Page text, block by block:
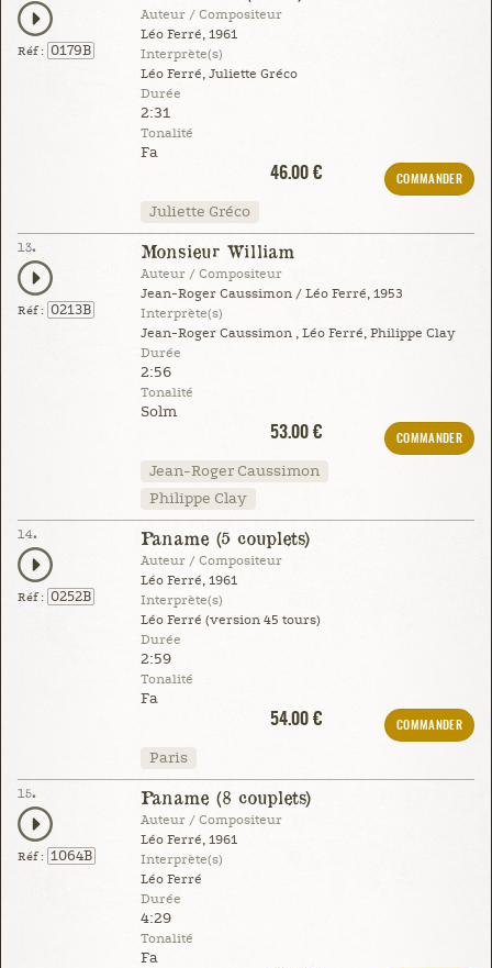
Réf : 0179B
Auteur / Compositeur
Léo Ferré, 1961
Interprète(s)
Léo Ferré, Juliette Gréco
Durée
2:31
Tonalité
Fa
46.00 €
COMMANDER
Juliette Gréco
13.
Réf : 0213B
Monsieur William
Auteur / Compositeur
Jean-Roger Caussimon / Léo Ferré, 1953
Interprète(s)
Jean-Roger Caussimon , Léo Ferré, Philippe Clay
Durée
2:56
Tonalité
Solm
53.00 €
COMMANDER
Jean-Roger Caussimon
Philippe Clay
14.
Réf : 0252B
Paname (5 couplets)
Auteur / Compositeur
Léo Ferré, 1961
Interprète(s)
Léo Ferré (version 45 tours)
Durée
2:59
Tonalité
Fa
54.00 €
COMMANDER
Paris
15.
Réf : 1064B
Paname (8 couplets)
Auteur / Compositeur
Léo Ferré, 1961
Interprète(s)
Léo Ferré
Durée
4:29
Tonalité
Fa